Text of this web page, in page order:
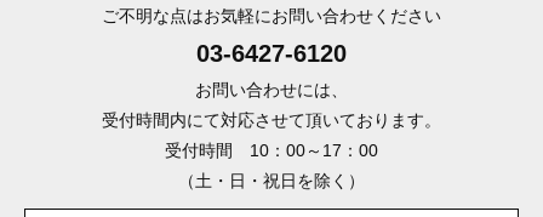
ご不明な点はお気軽にお問い合わせください
03-6427-6120
お問い合わせには、
受付時間内にて対応させて頂いております。
受付時間 10：00～17：00
（土・日・祝日を除く）